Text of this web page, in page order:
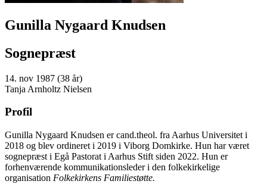
Gunilla Nygaard Knudsen
Sognepræst
14. nov 1987 (38 år)
Tanja Arnholtz Nielsen
Profil
Gunilla Nygaard Knudsen er cand.theol. fra Aarhus Universitet i
2018 og blev ordineret i 2019 i Viborg Domkirke. Hun har været
sognepræst i Egå Pastorat i Aarhus Stift siden 2022. Hun er
forhenværende kommunikationsleder i den folkekirkelige
organisation Folkekirkens Familiestøtte.